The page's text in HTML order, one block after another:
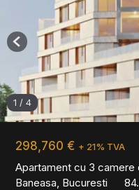
298,760 € + 21% TVA
Apartament cu 3 camere
Baneasa, Bucuresti
1 / 4
Previous